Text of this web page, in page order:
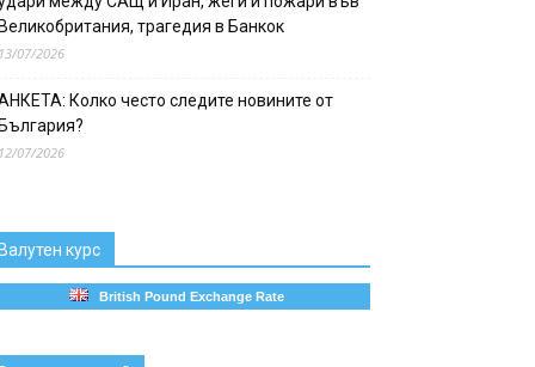
трагедия в Банкок
07/2026
Колко често следите новините от
07/2026
курс
British Pound Exchange Rate